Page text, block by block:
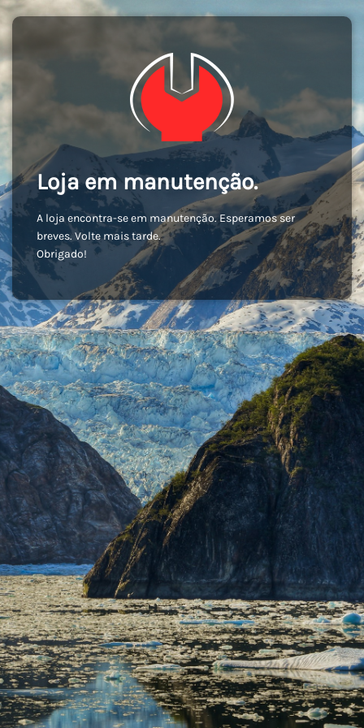
Loja em manutenção.
A loja encontra-se em manutenção. Esperamos ser
breves. Volte mais tarde.
Obrigado!